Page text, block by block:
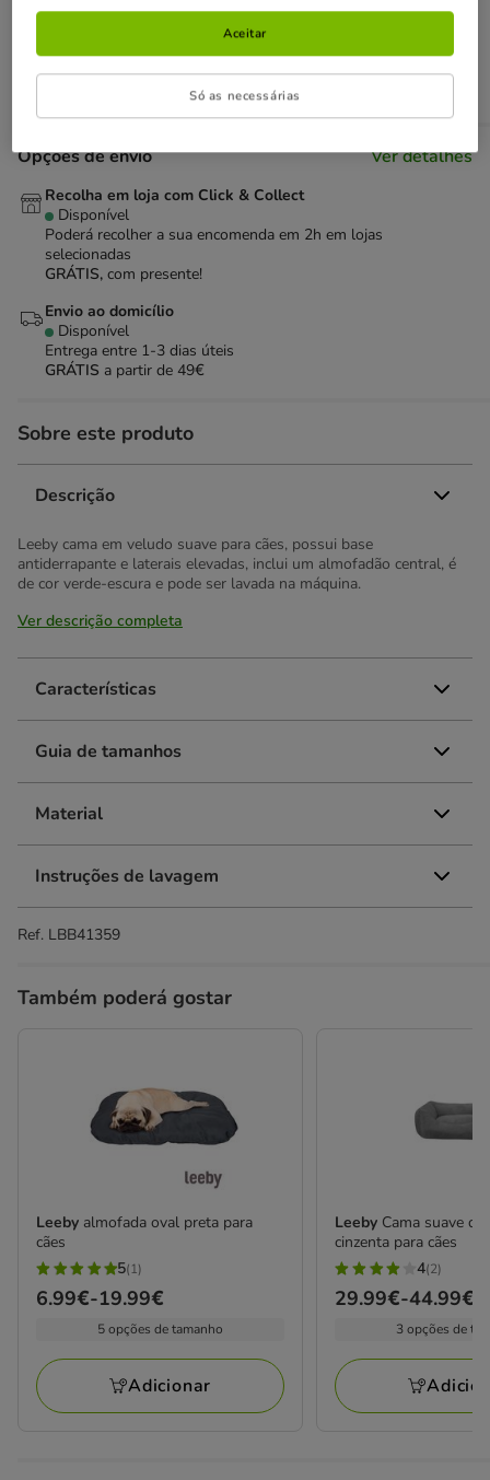
Adicionar ao carrinho
Opções de envio Ver detalhes
Recolha em loja com Click & Collect
Disponível
Poderá recolher a sua encomenda em 2h em lojas
selecionadas
GRÁTIS, com presente!
Envio ao domicílio
Disponível
Entrega entre 1-3 dias úteis
GRÁTIS a partir de 49€
Sobre este produto
Descrição
Leeby cama em veludo suave para cães, possui base
antiderrapante e laterais elevadas, inclui um almofadão central, é
de cor verde-escura e pode ser lavada na máquina.
Ver descrição completa
Características
Guia de tamanhos
Material
Instruções de lavagem
Ref. LBB41359
Também poderá gostar
Leeby almofada oval preta para
cães
5
estrelas
1
avaliações
5(1)
Preço
a
19.99€
6.99€-19.99€
5 opções de tamanho
Adicionar
Leeby Cama suave
cinzenta para cães
4
estrelas
2
avaliações
4(2)
Preço
a
44.99€
29.99€-44.99€
3 opções de
Só as necessárias
Aceitar